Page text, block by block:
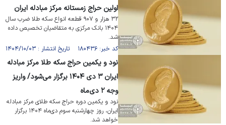
اولین حراج زمستانه مرکز مبادله ایران
۳۲ هزار و ۹۰۷ قطعه انواع سکه طلا ضرب سال
۱۴۰۴ بانک مرکزی به متقاضیان تخصیص داده
شد.
کد خبر: ۱۸۰۴۳۶ تاریخ انتشار : ۱۴۰۴/۱۰/۰۳
نود و یکمین حراج سکه طلا مرکز مبادله
ایران ۳ دی ۱۴۰۴ برگزار می‌شود/ واریز
وجه ۲ دی‌ماه
نود و یکمین دوره حراج سکه طلای مرکز مبادله
ایران، روز چهارشنبه سوم دی‌ماه ۱۴۰۴ برگزار
خواهد شد.